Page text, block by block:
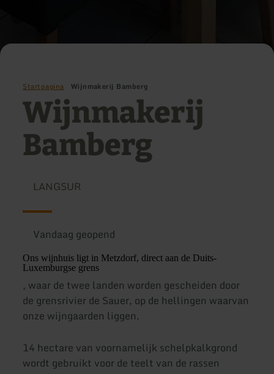
Startpagina Wijnmakerij Bamberg
Wijnmakerij
Bamberg
LANGSUR
Vandaag geopend
Ons wijnhuis ligt in Metzdorf, direct aan de Duits-
Luxemburgse grens
, waar de twee landen worden gescheiden door
de grensrivier de Sauer, op de hellingen waarvan
onze wijngaarden liggen.
14 hectare van voornamelijk schelpkalkgrond
wordt gebruikt voor de teelt van de rassen